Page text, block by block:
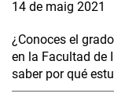
14 de maig 2021
¿Conoces el
en la Facultad de
saber por qué